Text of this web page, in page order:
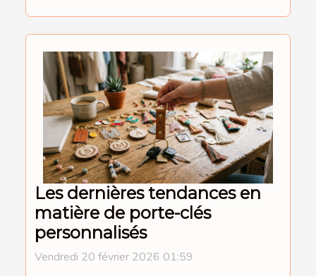
Les dernières tendances en
matière de porte-clés
personnalisés
Vendredi 20 février 2026 01:59